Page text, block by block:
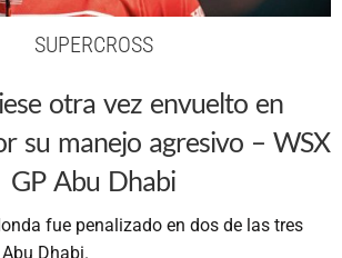
SUPERCROSS
otra vez envuelto en
su manejo agresivo – WSX
GP Abu Dhabi
fue penalizado en dos de las tres
Dhabi.